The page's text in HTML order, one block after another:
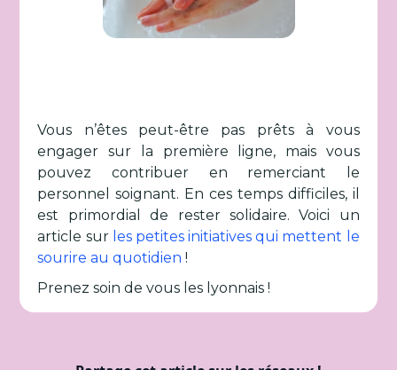
Vous n’êtes peut-être pas prêts à vous
engager sur la première ligne, mais vous
pouvez contribuer en remerciant le
personnel soignant. En ces temps difficiles, il
est primordial de rester solidaire. Voici un
article sur les petites initiatives qui mettent le
sourire au quotidien !
Prenez soin de vous les lyonnais !